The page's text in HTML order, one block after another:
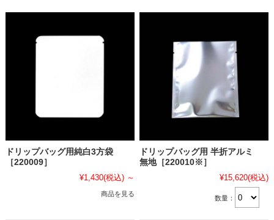
ドリップバッグ用純白3方袋
［220009］
¥1,430(税込) ～
商品を見る
ドリップバッグ用 半折アルミ
無地［220010※］
¥15,620(税込)
数量：